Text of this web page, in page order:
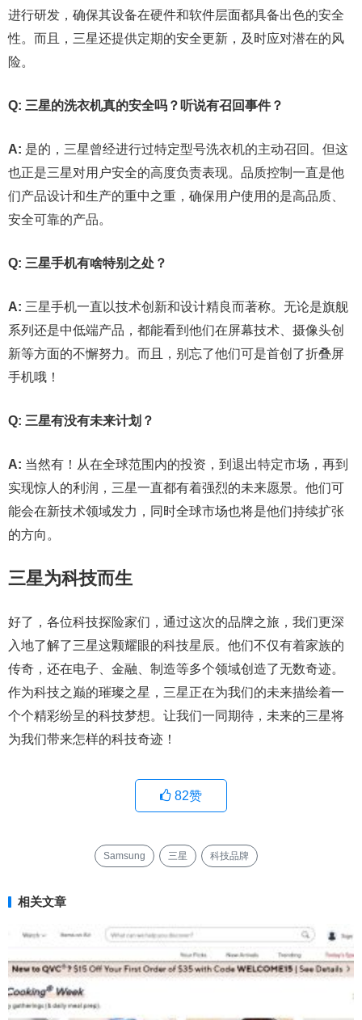
进行研发，确保其设备在硬件和软件层面都具备出色的安全
性。而且，三星还提供定期的安全更新，及时应对潜在的风
险。
Q: 三星的洗衣机真的安全吗？听说有召回事件？
A: 是的，三星曾经进行过特定型号洗衣机的主动召回。但这
也正是三星对用户安全的高度负责表现。品质控制一直是他
们产品设计和生产的重中之重，确保用户使用的是高品质、
安全可靠的产品。
Q: 三星手机有啥特别之处？
A: 三星手机一直以技术创新和设计精良而著称。无论是旗舰
系列还是中低端产品，都能看到他们在屏幕技术、摄像头创
新等方面的不懈努力。而且，别忘了他们可是首创了折叠屏
手机哦！
Q: 三星有没有未来计划？
A: 当然有！从在全球范围内的投资，到退出特定市场，再到
实现惊人的利润，三星一直都有着强烈的未来愿景。他们可
能会在新技术领域发力，同时全球市场也将是他们持续扩张
的方向。
三星为科技而生
好了，各位科技探险家们，通过这次的品牌之旅，我们更深
入地了解了三星这颗耀眼的科技星辰。他们不仅有着家族的
传奇，还在电子、金融、制造等多个领域创造了无数奇迹。
作为科技之巅的璀璨之星，三星正在为我们的未来描绘着一
个个精彩纷呈的科技梦想。让我们一同期待，未来的三星将
为我们带来怎样的科技奇迹！
82赞
Samsung 三星 科技品牌
相关文章